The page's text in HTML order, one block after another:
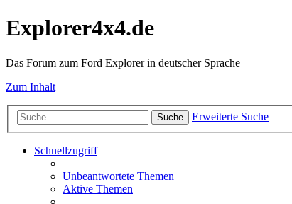
Explorer4x4.de
Das Forum zum Ford Explorer in deutscher Sprache
Zum Inhalt
Suche Erweiterte Suche
Schnellzugriff
Unbeantwortete Themen
Aktive Themen